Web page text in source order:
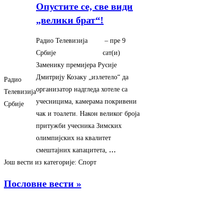
Радио
Телевизија
Србије
Опустите се, све види
„велики брат“!
Радио Телевизија
Србије
– ‎пре 9
сат(и)‎
Заменику премијера Русије
Дмитрију Козаку „излетело“ да
организатор надгледа хотеле са
учесницима, камерама покривени
чак и тоалети. Након великог броја
притужби учесника Зимских
олимпијских на квалитет
смештајних капацитета, …
Још вести из категорије: Спорт
Пословне вести »